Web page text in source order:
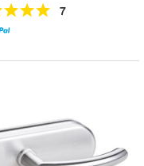
7